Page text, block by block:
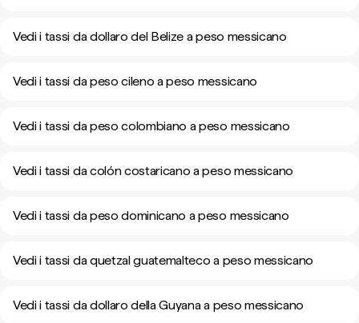
Vedi i tassi da dollaro del Belize a peso messicano
Vedi i tassi da peso cileno a peso messicano
Vedi i tassi da peso colombiano a peso messicano
Vedi i tassi da colón costaricano a peso messicano
Vedi i tassi da peso dominicano a peso messicano
Vedi i tassi da quetzal guatemalteco a peso messicano
Vedi i tassi da dollaro della Guyana a peso messicano